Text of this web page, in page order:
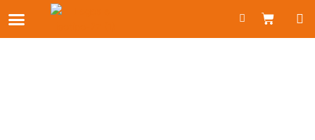
contenido
Carrito